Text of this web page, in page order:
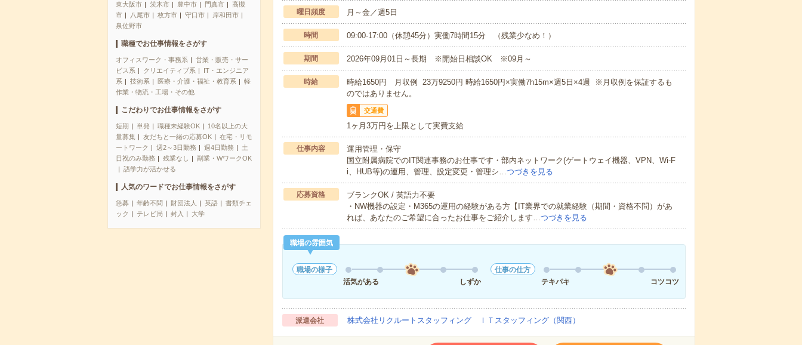
東大阪市 茨木市 豊中市 門真市
高槻
市
八尾市 枚方市 守口市
岸和田市
泉佐野市
職種でお仕事情報をさがす
オフィスワーク・事務系
営業・販売・サー
ビス系
クリエイティブ系
IT・エンジニア
系
技術系 医療・介護・福祉・教育系
軽
作業・物流・工場・その他
こだわりでお仕事情報をさがす
短期 単発 職種未経験OK
10名以上の大
量募集
友だちと一緒の応募OK
在宅・リモ
ートワーク
週2～3日勤務 週4日勤務
土
日祝のみ勤務
残業なし
副業・WワークOK
語学力が活かせる
人気のワードでお仕事情報をさがす
急募 年齢不問 財団法人 英語
書類チェ
ック
テレビ局 封入 大学
曜日頻度 月～金／週5日
時間 09:00-17:00（休憩45分）実働7時間15分 （残業少なめ！）
期間 2026年09月01日～長期 ※開始日相談OK ※09月～
時給
時給1650円 月収例 23万9250円 時給1650円×実働7h15m×週5日×4週 ※月収例を保証するも
のではありません。
交通費
1ヶ月3万円を上限として実費支給
仕事内容
運用管理・保守
国立附属病院でのIT関連事務のお仕事です・部内ネットワーク(ゲートウェイ機器、VPN、Wi-F
i、HUB等)の運用、管理、設定変更・管理シ…つづきを見る
応募資格
ブランクOK / 英語力不要
・NW機器の設定・M365の運用の経験がある方【IT業界での就業経験（期間・資格不問）があ
れば、あなたのご希望に合ったお仕事をご紹介します…つづきを見る
職場の雰囲気
職場の様子
活気がある
しずか
仕事の仕方
テキパキ
コツコツ
派遣会社 株式会社リクルートスタッフィング ＩＴスタッフィング（関西）